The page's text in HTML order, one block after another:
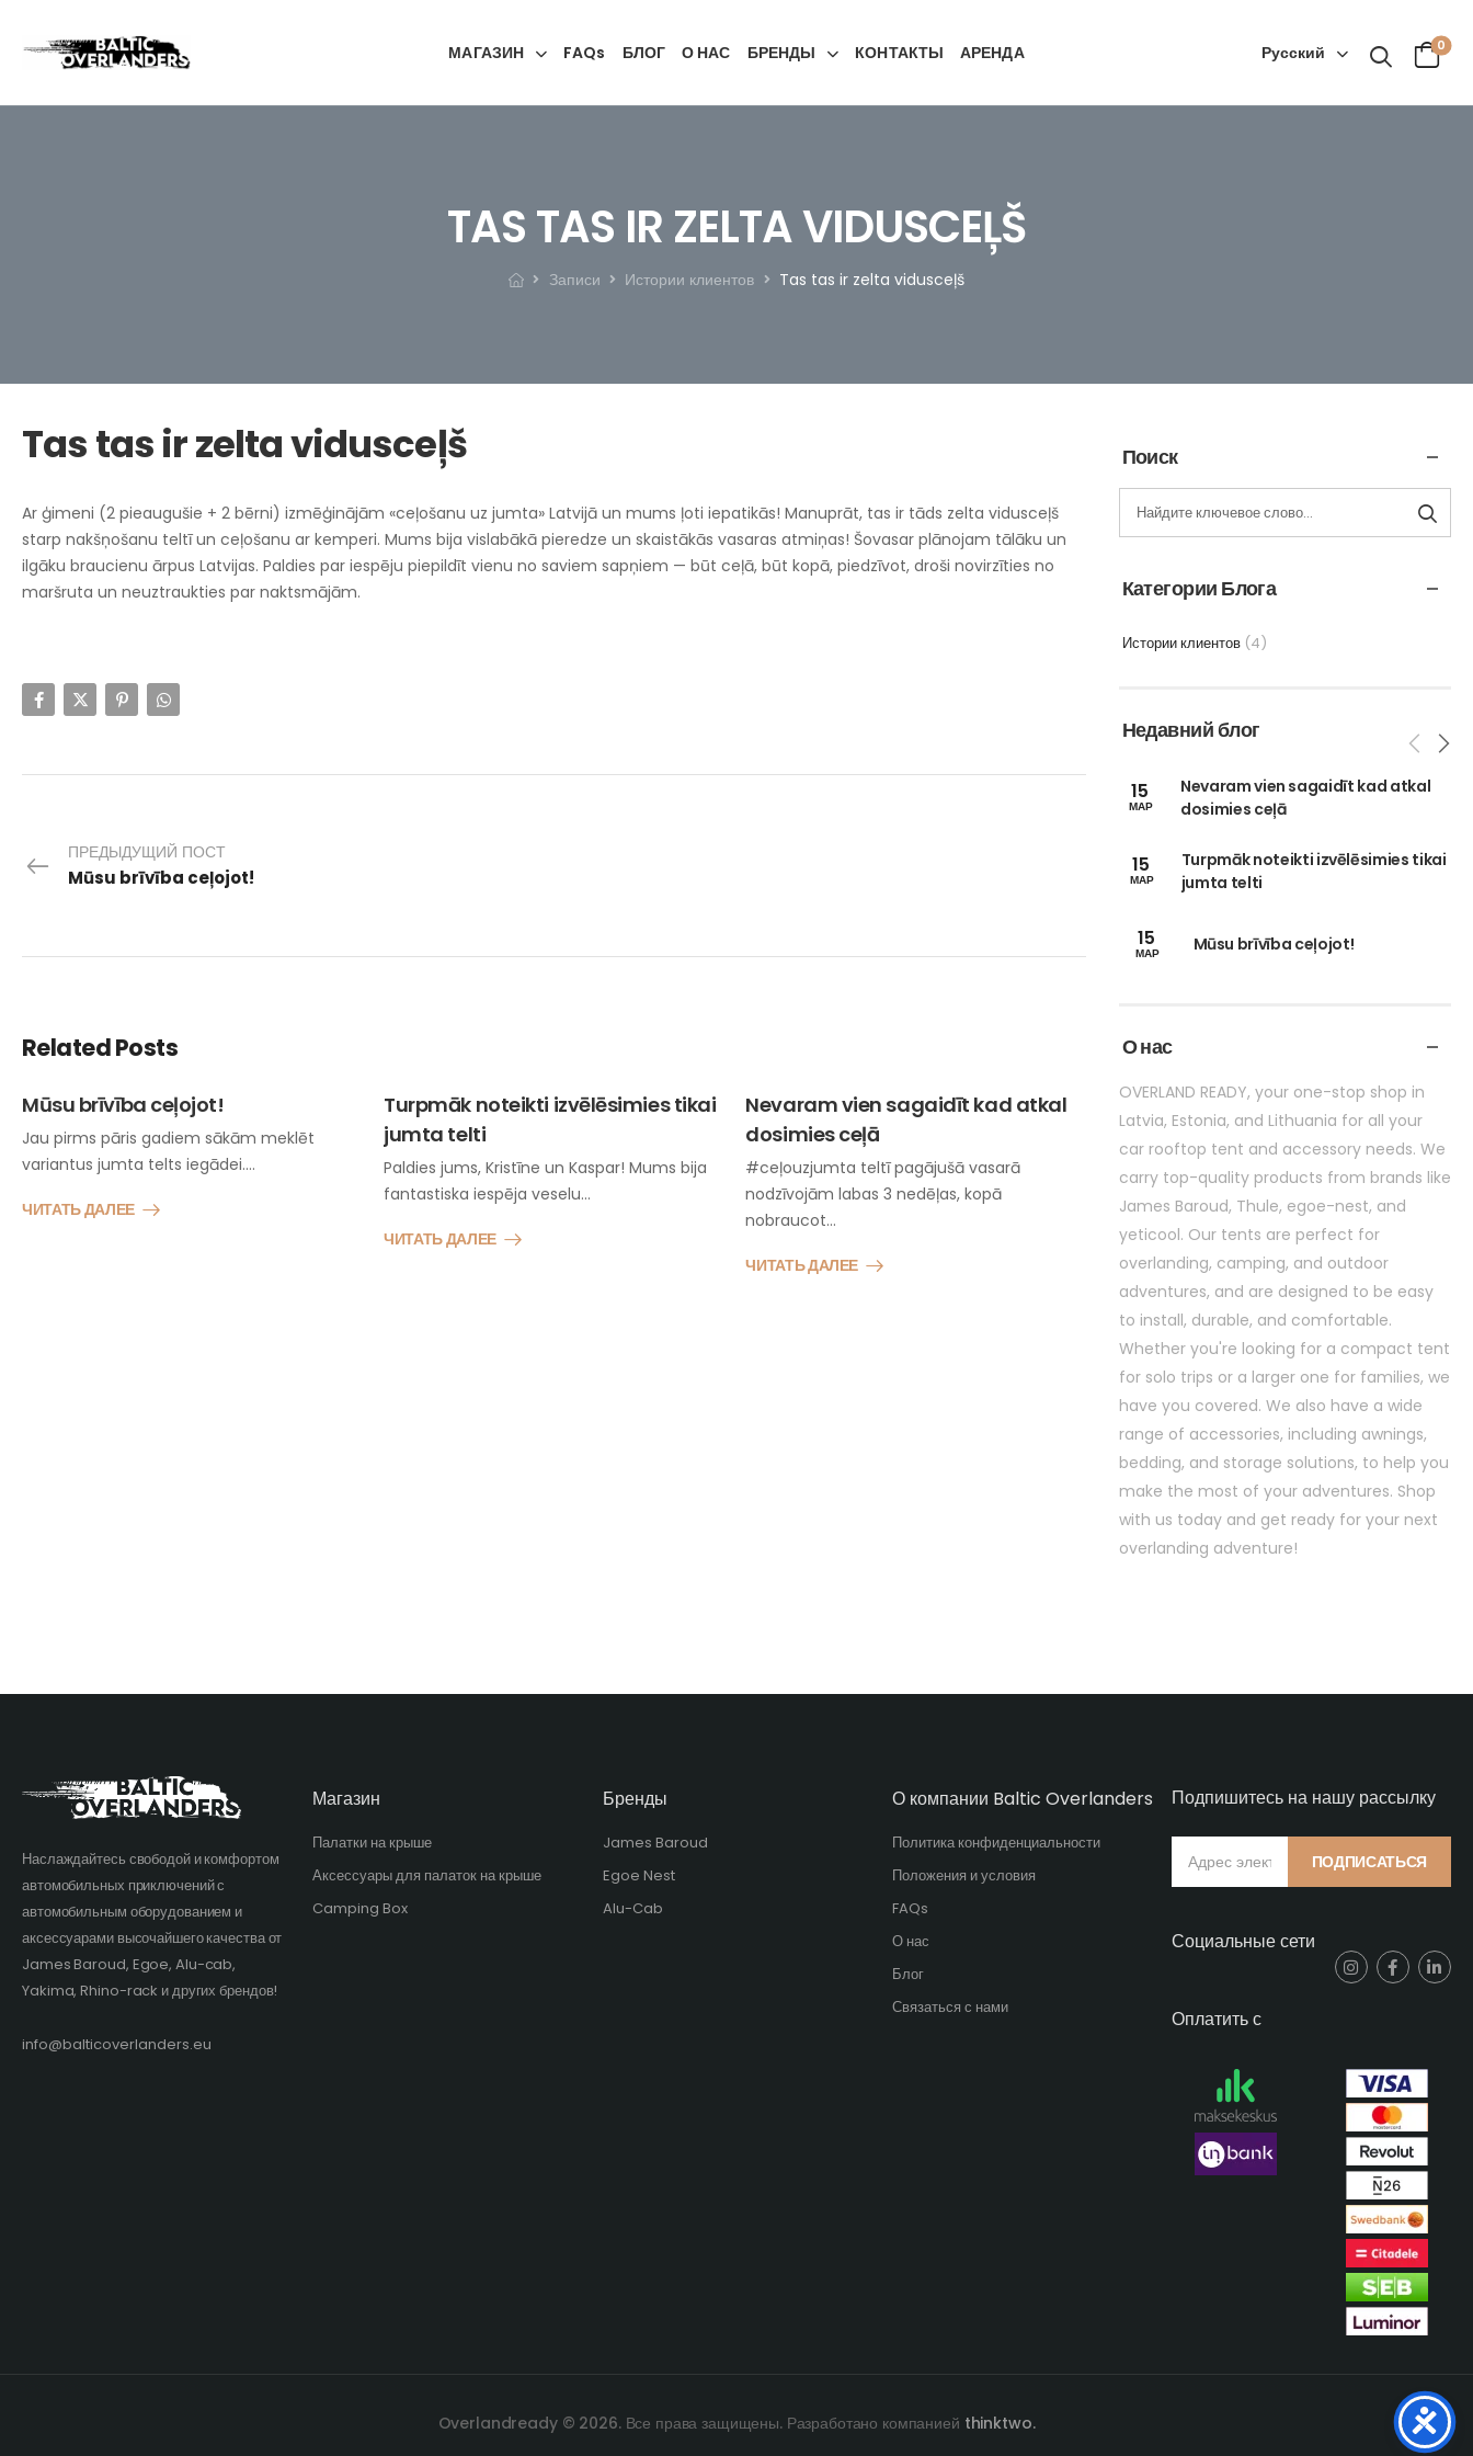
МАГАЗИН FAQs БЛОГ О НАС БРЕНДЫ КОНТАКТЫ АРЕНДА Русский 0
TAS TAS IR ZELTA VIDUSCEĻŠ
Записи Истории клиентов Tas tas ir zelta vidusceļš
Tas tas ir zelta vidusceļš
Ar ģimeni (2 pieaugušie + 2 bērni) izmēģinājām «ceļošanu uz jumta» Latvijā un mums ļoti iepatikās! Manuprāt, tas ir tāds zelta vidusceļš
starp nakšņošanu teltī un ceļošanu ar kemperi. Mums bija vislabākā pieredze un skaistākās vasaras atmiņas! Šovasar plānojam tālāku un
ilgāku braucienu ārpus Latvijas. Paldies par iespēju piepildīt vienu no saviem sapņiem — būt ceļā, būt kopā, piedzīvot, droši novirzīties no
maršruta un neuztraukties par naktsmājām.
ПРЕДЫДУЩИЙ ПОСТ
Mūsu brīvība ceļojot!
Related Posts
Mūsu brīvība ceļojot!
Jau pirms pāris gadiem sākām meklēt
variantus jumta telts iegādei.…
ЧИТАТЬ ДАЛЕЕ
Turpmāk noteikti izvēlēsimies tikai
jumta telti
Paldies jums, Kristīne un Kaspar! Mums bija
fantastiska iespēja veselu…
ЧИТАТЬ ДАЛЕЕ
Nevaram vien sagaidīt kad atkal
dosimies ceļā
#ceļouzjumta teltī pagājušā vasarā
nodzīvojām labas 3 nedēļas, kopā
nobraucot…
ЧИТАТЬ ДАЛЕЕ
Поиск
Категории Блога
Истории клиентов(4)
Недавний блог
15
МАР
Nevaram vien sagaidīt kad atkal
dosimies ceļā
15
МАР
Turpmāk noteikti izvēlēsimies tikai
jumta telti
15
МАР Mūsu brīvība ceļojot!
О нас
OVERLAND READY, your one-stop shop in
Latvia, Estonia, and Lithuania for all your
car rooftop tent and accessory needs. We
carry top-quality products from brands like
James Baroud, Thule, egoe-nest, and
yeticool. Our tents are perfect for
overlanding, camping, and outdoor
adventures, and are designed to be easy
to install, durable, and comfortable.
Whether you're looking for a compact tent
for solo trips or a larger one for families, we
have you covered. We also have a wide
range of accessories, including awnings,
bedding, and storage solutions, to help you
make the most of your adventures. Shop
with us today and get ready for your next
overlanding adventure!
Наслаждайтесь свободой и комфортом
автомобильных приключений с
автомобильным оборудованием и
аксессуарами высочайшего качества от
James Baroud, Egoe, Alu-cab,
Yakima, Rhino-rack и других брендов!​
info@balticoverlanders.eu
Магазин
Палатки на крыше
Аксессуары для палаток на крыше
Camping Box
Бренды
James Baroud
Egoe Nest
Alu-Cab
О компании Baltic Overlanders
Политика конфиденциальности
Положения и условия
FAQs
О нас
Блог
Связаться с нами
Подпишитесь на нашу рассылку
ПОДПИСАТЬСЯ
Социальные сети
Оплатить с
Overlandready © 2026. Все права защищены. Разработано компанией thinktwo.